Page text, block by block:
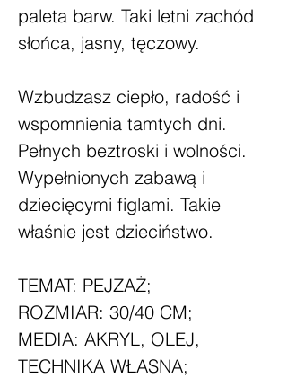
paleta barw. Taki letni zachód
słońca, jasny, tęczowy.
Wzbudzasz ciepło, radość i
wspomnienia tamtych dni.
Pełnych beztroski i wolności.
Wypełnionych zabawą i
dziecięcymi figlami. Takie
właśnie jest dzieciństwo.
TEMAT: PEJZAŻ;
ROZMIAR: 30/40 CM;
MEDIA: AKRYL, OLEJ,
TECHNIKA WŁASNA;